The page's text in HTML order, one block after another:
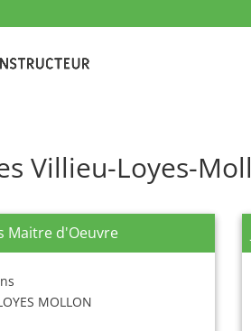
Villieu-Loyes-
Maitre d'Oeuvre
MOLLON